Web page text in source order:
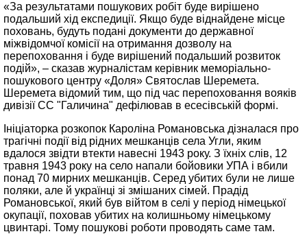
«За результатами пошукових робіт буде вирішено
подальший хід експедиції. Якщо буде віднайдене місце
поховань, будуть подані документи до державної
міжвідомчої комісії на отримання дозволу на
перепоховання і буде вирішений подальший розвиток
подій», – сказав журналістам керівник меморіально-
пошукового центру «Доля» Святослав Шеремета.
Шеремета відомий тим, що під час перепоховання вояків
дивізії СС "Галичина" дефілював в есесівській формі.
Ініціаторка розкопок Кароліна Романовська дізналася про
трагічні події від рідних мешканців села Угли, яким
вдалося звідти втекти навесні 1943 року. З їхніх слів, 12
травня 1943 року на село напали бойовики УПА і вбили
понад 70 мирних мешканців. Серед убитих були не лише
поляки, але й українці зі змішаних сімей. Прадід
Романовської, який був війтом в селі у період німецької
окупації, поховав убитих на колишньому німецькому
цвинтарі. Тому пошукові роботи проводять саме там.